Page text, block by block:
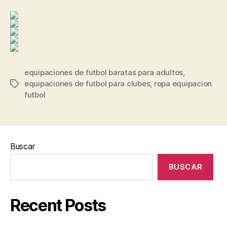
Etiquetas
equipaciones de futbol baratas para adultos,
equipaciones de futbol para clubes, ropa equipacion
futbol
Buscar
BUSCAR
Recent Posts